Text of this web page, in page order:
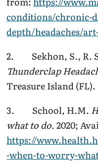
conditions/chronic-
depth/headaches/art-
2. Sekhon, S., R.
Thunderclap
Treasure Island (FL).
3. School, H.M.
what to do. 2020;
https://
-when-to-worry-